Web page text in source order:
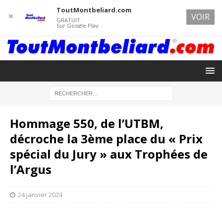
Hommage 550, de l’UTBM,
décroche la 3ème place du « Prix
spécial du Jury » aux Trophées de
l’Argus
24 janvier 2024
✕
ToutMontbeliard.com
GRATUIT
Sur Google Play
VOIR